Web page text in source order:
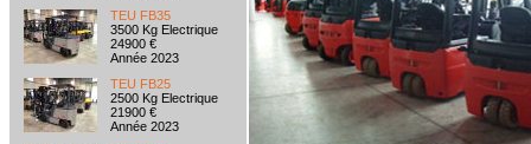
TEU FB35
3500 Kg Electrique
24900 €
Année 2023
TEU FB25
2500 Kg Electrique
21900 €
Année 2023